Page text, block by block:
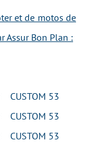
et de motos de
Assur Bon Plan :
CUSTOM 53
CUSTOM 53
CUSTOM 53